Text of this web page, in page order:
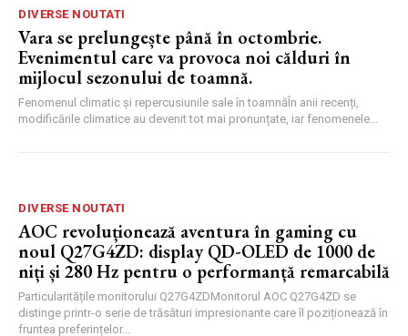
DIVERSE NOUTATI
Vara se prelungește până în octombrie.
Evenimentul care va provoca noi călduri în
mijlocul sezonului de toamnă.
Fenomenul climatic și repercusiunile sale în toamnăÎn anii recenți,
modificările climatice au devenit tot mai pronunțate, iar fenomenele...
DIVERSE NOUTATI
AOC revoluționează aventura în gaming cu
noul Q27G4ZD: display QD-OLED de 1000 de
niți și 280 Hz pentru o performanță remarcabilă
Particularitățile monitorului Q27G4ZDMonitorul AOC Q27G4ZD se
distinge printr-o serie de trăsături impresionante care îl poziționează în
fruntea preferințelor...